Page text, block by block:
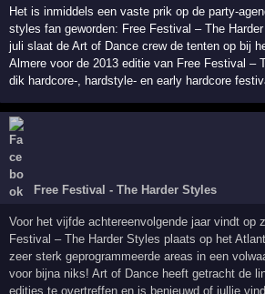
Het is inmiddels een vaste prik op de party-
styles fan geworden: Free Festival – The
juli slaat de Art of Dance crew de tenten op bij
Almere voor de 2013 editie van Free Festival –
dik hardcore-, hardstyle- en early hardcore
Free Festival - The Harder Styles
Voor het vijfde achtereenvolgende jaar vindt op
Festival – The Harder Styles plaats op het
zeer sterk geprogrammeerde areas in een
voor bijna niks! Art of Dance heeft getracht de
edities te overtreffen en is benieuwd of jullie